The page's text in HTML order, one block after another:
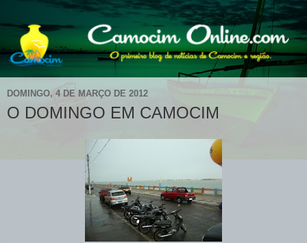
DOMINGO, 4 DE MARÇO DE 2012
O DOMINGO EM CAMOCIM